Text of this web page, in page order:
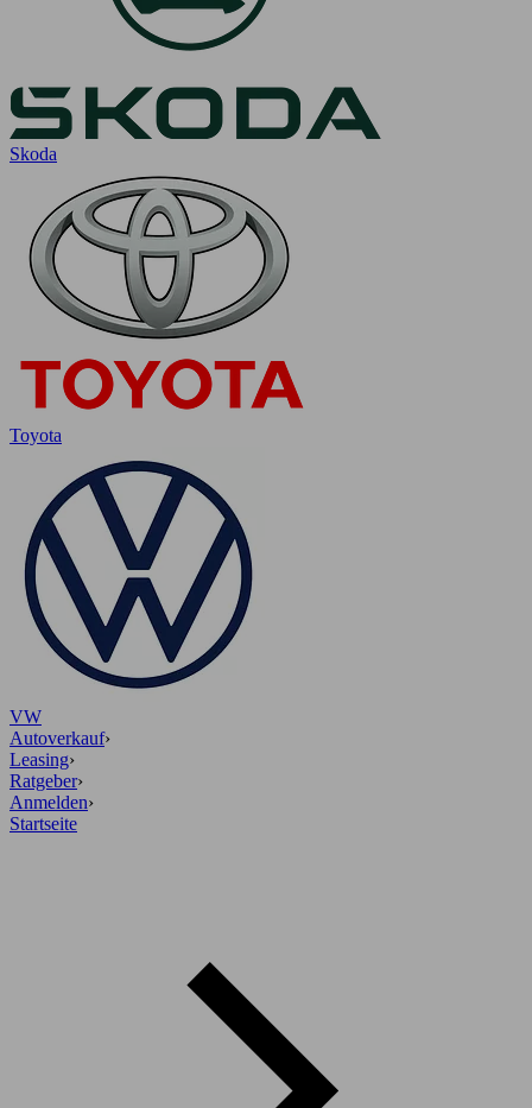
Skoda
Toyota
VW
Autoverkauf›
Leasing›
Ratgeber›
Anmelden›
Startseite